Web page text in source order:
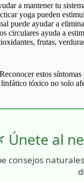
a mantener tu
yoga pueden
puede ayudar a
circulares ayuda a
frutas,
estos
tóxico no solo
Únete al
consejos